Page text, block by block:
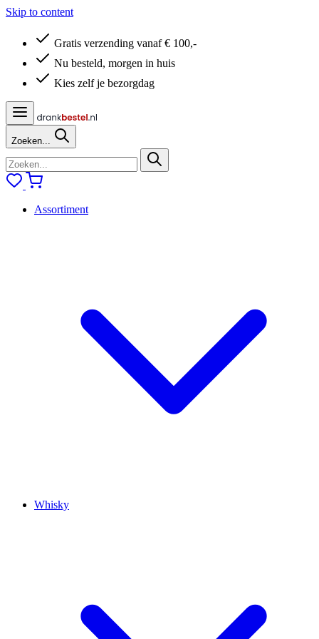
Skip to content
Gratis verzending vanaf € 100,-
Nu besteld, morgen in huis
Kies zelf je bezorgdag
Zoeken...
Assortiment
Whisky